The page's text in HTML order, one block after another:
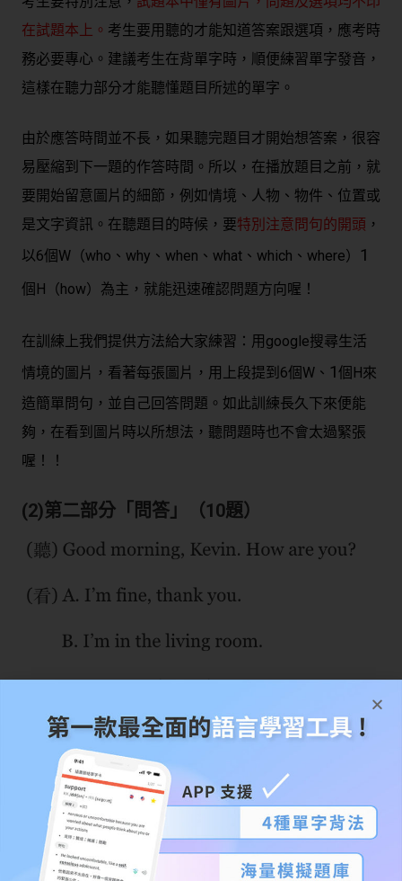
在試題本上。 考生要用聽的才能知道答案跟選項，應考時
務必要專心。建議考生在背單字時，順便練習單字發音，
這樣在聽力部分才能聽懂題目所述的單字。
由於應答時間並不長，如果聽完題目才開始想答案，很容
易壓縮到下一題的作答時間。所以，在播放題目之前，就
要開始留意圖片的細節，例如情境、人物、物件、位置或
是文字資訊。在聽題目的時候，要特別注意問句的開頭 ，
以6個W（who、why、when、what、which、where） 1
個 H（how）為主， 就能迅速確認問題方向喔！
在訓練上我們提供方法給大家練習：用 google搜尋生活
情境的圖片 ，看著每張圖片，用上段提到 6個W、 1個 H來
造簡單問句，並自己回答問題。如此訓練長久下來便能
夠，在看到圖片時以所想法，聽問題時也不會太過緊張
喔！！
(2)第二部分「問答」（10題）
圖片來源：全民英檢官方網站
每題會播出一個問句或直述句（播出兩次），考生從考卷
上的選項選出一個答案即可以。每題的作答時間是 14